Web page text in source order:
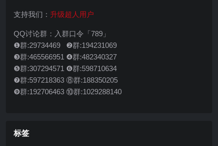
支持我们： 升级超人用户
QQ讨论群：入群口令「789」
❶群:29734469 ❷群:194231069
❸群:465566951 ❹群:482340327
❺群:307294571 ❻群:598710634
❼群:597218363 ⑧群:188350205
❾群:192706463 ⑩群:1029288140
标签